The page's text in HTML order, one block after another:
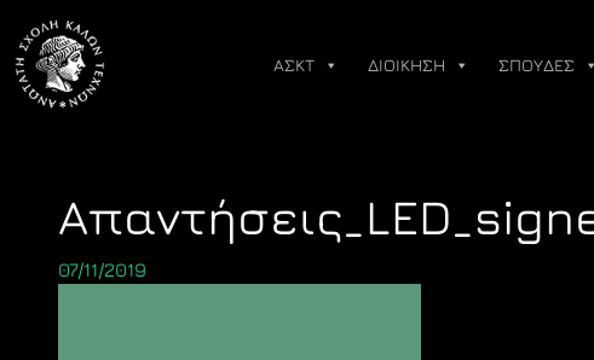
content
ΑΣΚΤ ΔΙΟΙΚΗΣΗ ΣΠΟΥΔΕΣ
07/11/2019